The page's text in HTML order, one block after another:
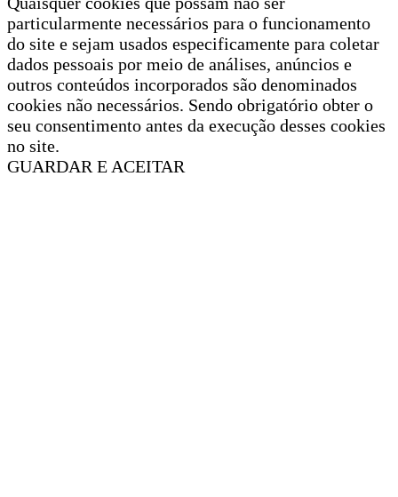
particularmente necessários para o funcionamento
do site e sejam usados especificamente para coletar
dados pessoais por meio de análises, anúncios e
outros conteúdos incorporados são denominados
cookies não necessários. Sendo obrigatório obter o
seu consentimento antes da execução desses cookies
no site.
GUARDAR E ACEITAR